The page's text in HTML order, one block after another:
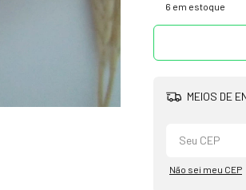
6 em estoque
MEIOS DE
Não sei meu CEP